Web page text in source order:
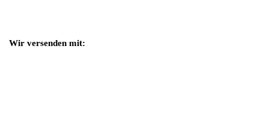
Wir versenden mit: